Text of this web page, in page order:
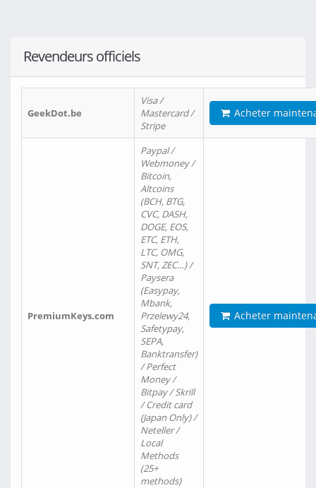
Revendeurs officiels
GeekDot.be
Visa /
Mastercard /
Stripe
Acheter
PremiumKeys.com
Paypal /
Webmoney /
Bitcoin,
Altcoins
(BCH, BTG,
CVC, DASH,
DOGE, EOS,
ETC, ETH,
LTC, OMG,
SNT, ZEC…) /
Paysera
(Easypay,
Mbank,
Przelewy24,
Safetypay,
SEPA,
Banktransfer)
/ Perfect
Money /
Bitpay / Skrill
/ Credit card
(Japan Only) /
Neteller /
Local
Methods
(25+
methods)
Acheter